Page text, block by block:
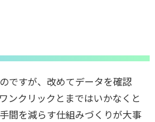
ですが、改めてデータを確認
ンクリックとまではいかなくと
間を減らす仕組みづくりが大事